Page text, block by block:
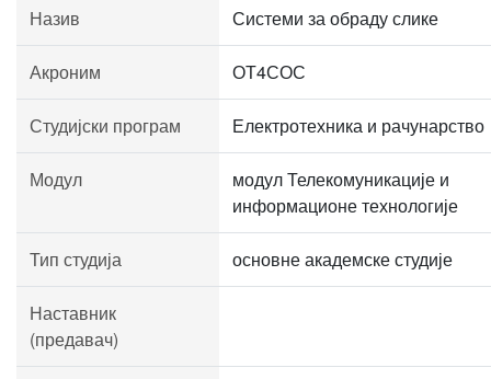
Назив Системи за обраду слике
Акроним ОТ4СОС
Студијски програм Електротехника и рачунарство
Модул
модул Телекомуникације и
информационе технологије
Тип студија основне академске студије
Наставник
(предавач)